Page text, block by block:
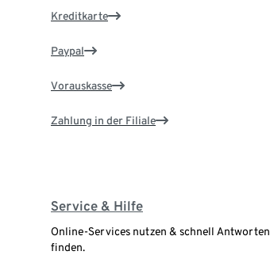
Kreditkarte
Paypal
Vorauskasse
Zahlung in der Filiale
Service & Hilfe
Online-Services nutzen & schnell Antworten
finden.